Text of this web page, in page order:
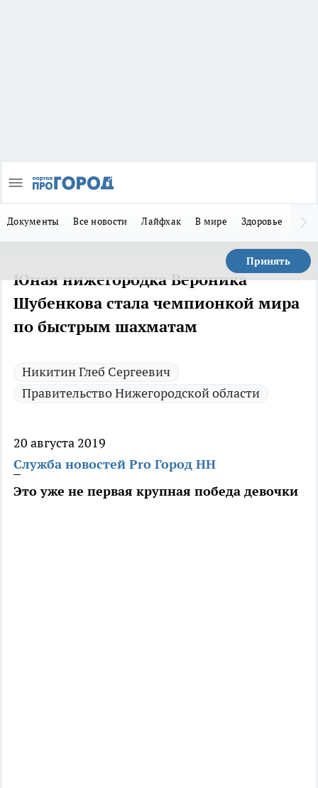
Документы Все новости Лайфхак В мире Здоровье
Принять
Юная нижегородка Вероника
Шубенкова стала чемпионкой мира
по быстрым шахматам
Никитин Глеб Сергеевич
Правительство Нижегородской области
20 августа 2019
Служба новостей Pro Город НН
Это уже не первая крупная победа девочки